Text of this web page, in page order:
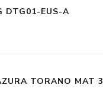
DTG01-EUS-A
TORANO MAT